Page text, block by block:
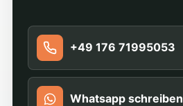
+49 176 71995053
Whatsapp schreiben